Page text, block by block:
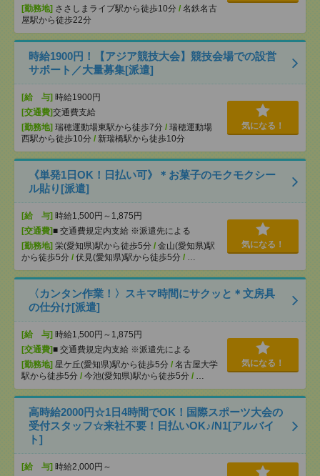
[勤務地] ささしまライブ駅から徒歩10分 / 名鉄名古
屋駅から徒歩22分
時給1900円！【アジア競技大会】競技会場での設営
サポート／大量募集[派遣]
[給 与] 時給1900円
[交通費]交通費支給
[勤務地] 瑞穂運動場東駅から徒歩7分 / 瑞穂運動場
西駅から徒歩10分 / 新瑞橋駅から徒歩10分
気になる！
《単発1日OK！日払い可》＊お菓子のモクモクシー
ル貼り[派遣]
[給 与] 時給1,500円～1,875円
[交通費]■ 交通費規定内支給 ※派遣先による
[勤務地] 栄(愛知県)駅から徒歩5分 / 金山(愛知県)駅
から徒歩5分 / 伏見(愛知県)駅から徒歩5分 / …
気になる！
〈カンタン作業！〉スキマ時間にサクッと＊文房具
の仕分け[派遣]
[給 与] 時給1,500円～1,875円
[交通費]■ 交通費規定内支給 ※派遣先による
[勤務地] 星ケ丘(愛知県)駅から徒歩5分 / 名古屋大学
駅から徒歩5分 / 今池(愛知県)駅から徒歩5分 / …
気になる！
高時給2000円☆1日4時間でOK！国際スポーツ大会の
受付スタッフ☆来社不要！日払いOK♪/N1[アルバイ
ト]
[給 与] 時給2,000円～